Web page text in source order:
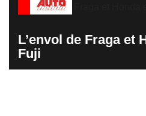
L’envol de Fraga et
Fuji